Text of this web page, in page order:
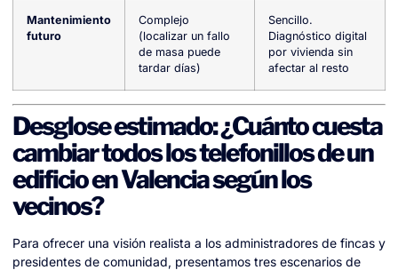
Mantenimiento
futuro
Complejo
(localizar un fallo
de masa puede
tardar días)
Sencillo.
Diagnóstico digital
por vivienda sin
afectar al resto
Desglose estimado: ¿Cuánto cuesta
cambiar todos los telefonillos de un
edificio en Valencia según los
vecinos?
Para ofrecer una visión realista a los administradores de fincas y
presidentes de comunidad, presentamos tres escenarios de